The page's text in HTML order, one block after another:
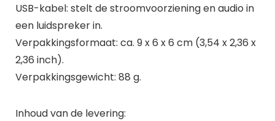
USB-kabel: stelt de stroomvoorziening en audio in
een luidspreker in.
Verpakkingsformaat: ca. 9 x 6 x 6 cm (3,54 x 2,36 x
2,36 inch).
Verpakkingsgewicht: 88 g.
Inhoud van de levering: